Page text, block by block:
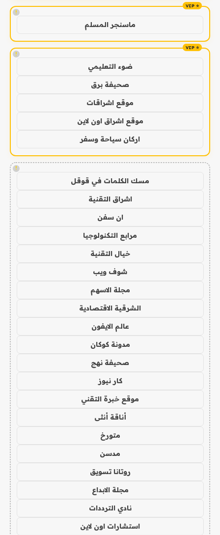
!
ماسنجر المسلم
!
ضوء التعليمي
صحيفة برق
موقع اشراقات
موقع اشراق اون لاين
اركان سياحة وسفر
!
مسك الكلمات في قوقل
اشراق التقنية
ان سفن
مرابع التكنولوجيا
خيال التقنية
شوف ويب
مجلة الاسهم
الشرقية الاقتصادية
عالم الايفون
مدونة كوكان
صحيفة نهج
كار نيوز
موقع خبرة التقني
أناقة أنثى
متورخ
مدسن
روتانا تسويق
مجلة الابداع
نادي الترددات
استشارات اون لاين